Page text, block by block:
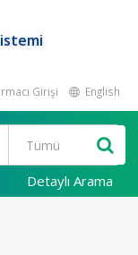
Girişi English
Detaylı Arama